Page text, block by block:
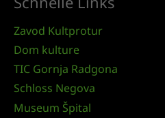
Zavod Kultprotur
Dom kulture
TIC Gornja Radgona
Schloss Negova
Museum Špital